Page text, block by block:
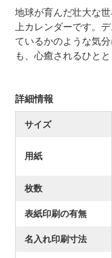
地球が育んだ壮大な
上カレンダーです。
ているかのような気
も、心癒されるひとと
詳細情報
サイズ
用紙
枚数
表紙印刷の有無
名入れ印刷寸法